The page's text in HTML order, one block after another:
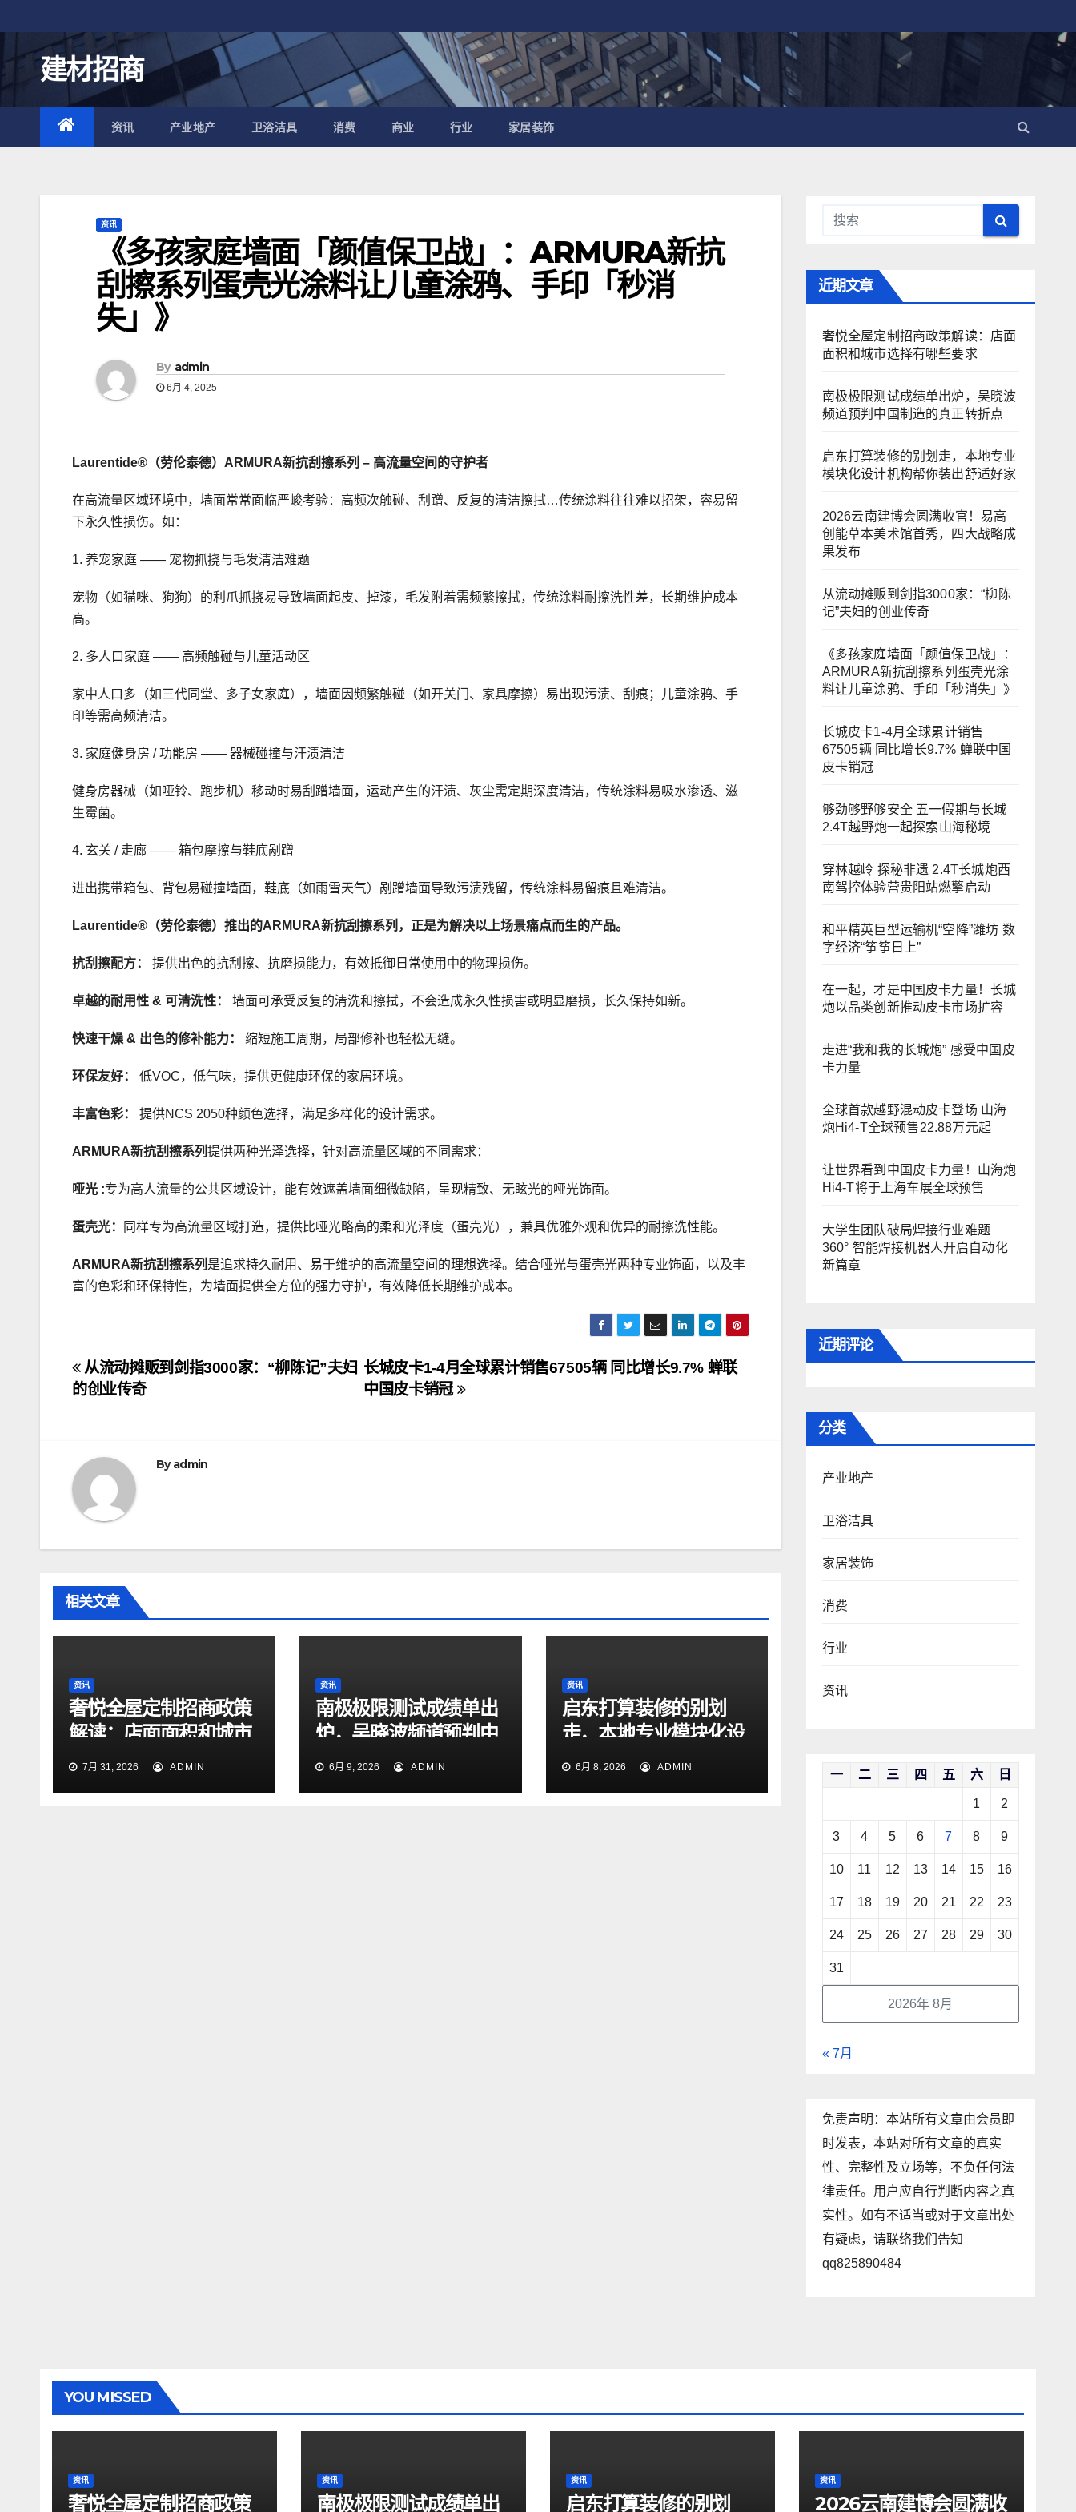
至
内
容
建材招商
资讯 产业地产 卫浴洁具 消费 商业 行业 家居装饰
资讯
《多孩家庭墙面「颜值保卫战」：ARMURA新抗
刮擦系列蛋壳光涂料让儿童涂鸦、手印「秒消
失」》
By admin
6月 4, 2025
Laurentide® （劳伦泰德） ARMURA新抗刮擦系列 – 高流量空间的守护者
在高流量区域环境中，墙面常常面临严峻考验：高频次触碰、刮蹭、反复的清洁擦拭…传统涂料往往难以招架，容易留
下永久性损伤。如：
1. 养宠家庭 —— 宠物抓挠与毛发清洁难题
宠物（如猫咪、狗狗）的利爪抓挠易导致墙面起皮、掉漆，毛发附着需频繁擦拭，传统涂料耐擦洗性差，长期维护成本
高。
2. 多人口家庭 —— 高频触碰与儿童活动区
家中人口多（如三代同堂、多子女家庭），墙面因频繁触碰（如开关门、家具摩擦）易出现污渍、刮痕；儿童涂鸦、手
印等需高频清洁。
3. 家庭健身房 / 功能房 —— 器械碰撞与汗渍清洁
健身房器械（如哑铃、跑步机）移动时易刮蹭墙面，运动产生的汗渍、灰尘需定期深度清洁，传统涂料易吸水渗透、滋
生霉菌。
4. 玄关 / 走廊 —— 箱包摩擦与鞋底剐蹭
进出携带箱包、背包易碰撞墙面，鞋底（如雨雪天气）剐蹭墙面导致污渍残留，传统涂料易留痕且难清洁。
Laurentide®（劳伦泰德） 推出的ARMURA新抗刮擦系列，正是为解决以上场景痛点而生的产品。
抗刮擦配方： 提供出色的抗刮擦、抗磨损能力，有效抵御日常使用中的物理损伤。
卓越的耐用性 & 可清洗性： 墙面可承受反复的清洗和擦拭，不会造成永久性损害或明显磨损，长久保持如新。
快速干燥 & 出色的修补能力： 缩短施工周期，局部修补也轻松无缝。
环保友好： 低VOC，低气味，提供更健康环保的家居环境。
丰富色彩： 提供NCS 2050种颜色选择，满足多样化的设计需求。
ARMURA新抗刮擦系列提供两种光泽选择，针对高流量区域的不同需求：
哑光 :专为高人流量的公共区域设计，能有效遮盖墙面细微缺陷，呈现精致、无眩光的哑光饰面。
蛋壳光： 同样专为高流量区域打造，提供比哑光略高的柔和光泽度（蛋壳光），兼具优雅外观和优异的耐擦洗性能。
ARMURA新抗刮擦系列 是追求持久耐用、易于维护的高流量空间的理想选择。结合哑光与蛋壳光两种专业饰面，以及丰
富的色彩和环保特性，为墙面提供全方位的强力守护，有效降低长期维护成本。
文
章
航
长城皮卡1-4月全球累计销售67505辆 同比增长9.7% 蝉联
中国皮卡销冠
从流动摊贩到剑指3000家：“柳陈记”夫妇
的创业传奇
Byadmin
相关文章
资讯
奢悦全屋定制招商政策
解读：店面面积和城市
选择有哪些要求
7月 31, 2026 ADMIN
资讯
南极极限测试成绩单出
炉，吴晓波频道预判中
国制造的真正转折点
6月 9, 2026 ADMIN
资讯
启东打算装修的别划
走，本地专业模块化设
计机构帮你装出舒适好
6月 8, 2026 ADMIN
近期文章
奢悦全屋定制招商政策解读：店面
面积和城市选择有哪些要求
南极极限测试成绩单出炉，吴晓波
频道预判中国制造的真正转折点
启东打算装修的别划走，本地专业
模块化设计机构帮你装出舒适好家
2026云南建博会圆满收官！易高
创能草本美术馆首秀，四大战略成
果发布
从流动摊贩到剑指3000家：“柳陈
记”夫妇的创业传奇
《多孩家庭墙面「颜值保卫战」：
ARMURA新抗刮擦系列蛋壳光涂
料让儿童涂鸦、手印「秒消失」》
长城皮卡1-4月全球累计销售
67505辆 同比增长9.7% 蝉联中国
皮卡销冠
够劲够野够安全 五一假期与长城
2.4T越野炮一起探索山海秘境
穿林越岭 探秘非遗 2.4T长城炮西
南驾控体验营贵阳站燃擎启动
和平精英巨型运输机“空降”潍坊 数
字经济“筝筝日上”
在一起，才是中国皮卡力量！长城
炮以品类创新推动皮卡市场扩容
走进“我和我的长城炮” 感受中国皮
卡力量
全球首款越野混动皮卡登场 山海
炮Hi4-T全球预售22.88万元起
让世界看到中国皮卡力量！山海炮
Hi4-T将于上海车展全球预售
大学生团队破局焊接行业难题
360° 智能焊接机器人开启自动化
新篇章
近期评论
分类
产业地产
卫浴洁具
家居装饰
消费
行业
资讯
2026年 8月
一 二 三 四 五 六 日
1 2
3 4 5 6 7 8 9
10 11 12 13 14 15 16
17 18 19 20 21 22 23
24 25 26 27 28 29 30
31
« 7月
免责声明：本站所有文章由会员即
时发表，本站对所有文章的真实
性、完整性及立场等，不负任何法
律责任。用户应自行判断内容之真
实性。如有不适当或对于文章出处
有疑虑，请联络我们告知
qq825890484
YOU MISSED
资讯
奢悦全屋定制招商政策
资讯
南极极限测试成绩单出
资讯
启东打算装修的别划
资讯
2026云南建博会圆满收